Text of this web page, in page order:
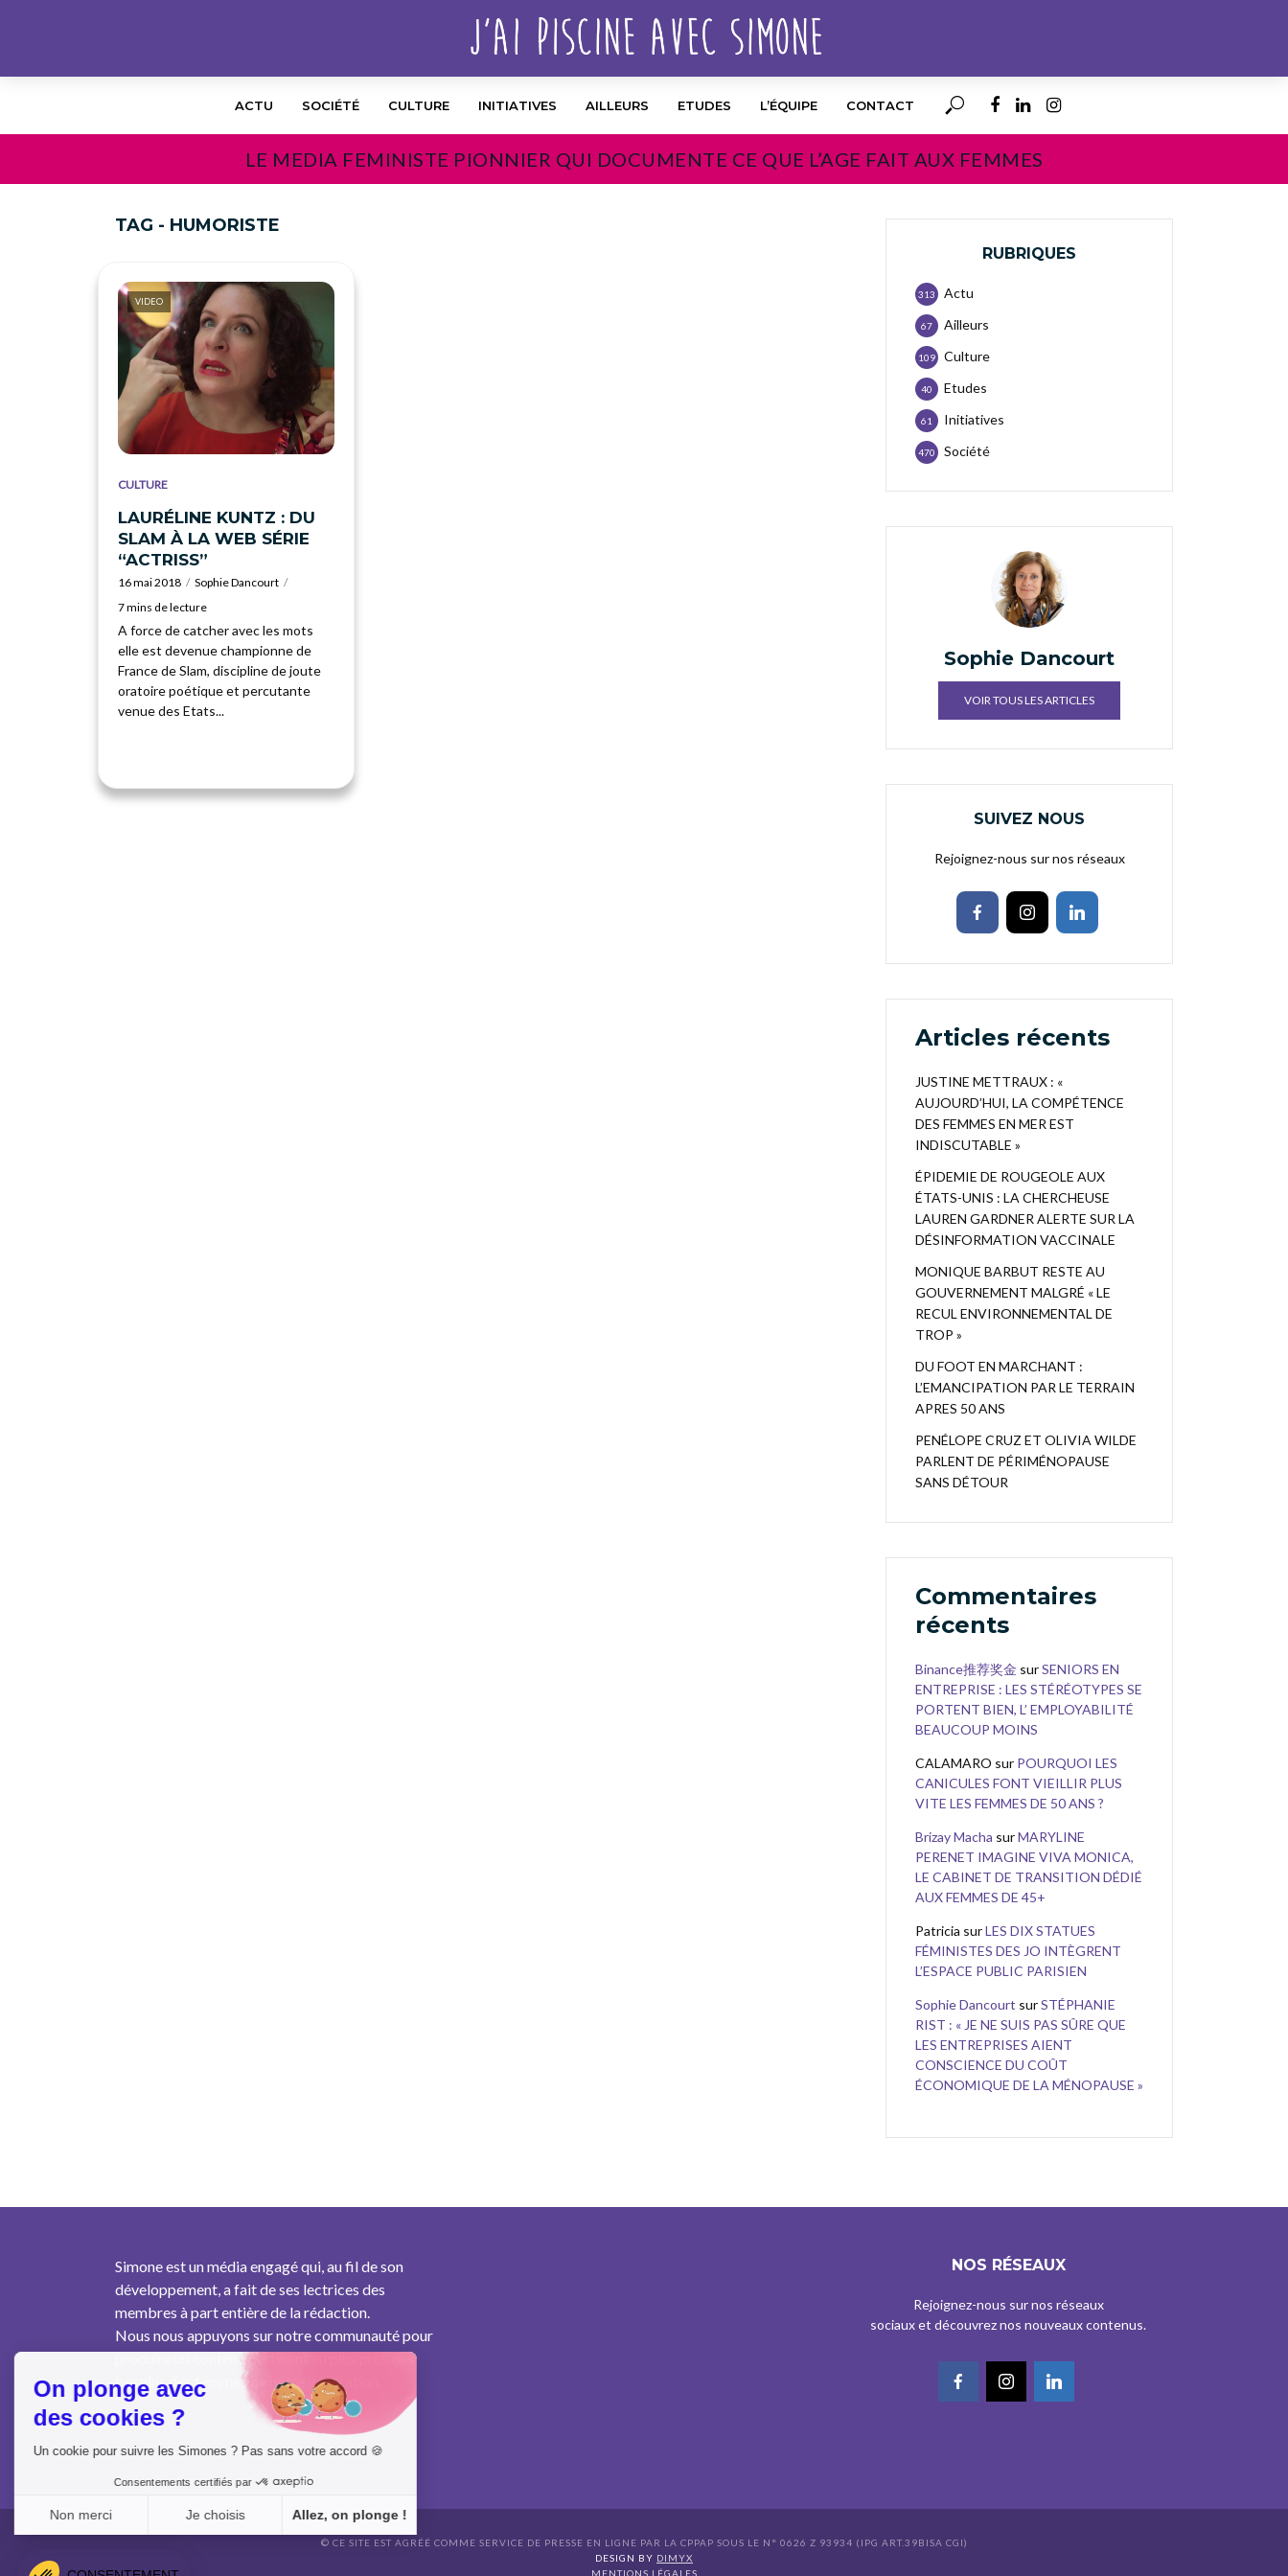
ACTU SOCIÉTÉ CULTURE INITIATIVES AILLEURS ETUDES L’ÉQUIPE CONTACT
LE MEDIA FEMINISTE PIONNIER QUI DOCUMENTE CE QUE L’AGE FAIT AUX FEMMES
TAG - HUMORISTE
VIDEO
CULTURE
LAURÉLINE KUNTZ : DU
SLAM À LA WEB SÉRIE
“ACTRISS”
16 mai 2018
Sophie Dancourt
7 mins de lecture
A force de catcher avec les mots
elle est devenue championne de
France de Slam, discipline de joute
oratoire poétique et percutante
venue des Etats...
RUBRIQUES
Actu
313
Ailleurs
67
Culture
109
Etudes
40
Initiatives
61
Société
470
Sophie Dancourt
VOIR TOUS LES ARTICLES
SUIVEZ NOUS
Rejoignez-nous sur nos réseaux
Articles récents
JUSTINE METTRAUX : «
AUJOURD’HUI, LA COMPÉTENCE
DES FEMMES EN MER EST
INDISCUTABLE »
ÉPIDEMIE DE ROUGEOLE AUX
ÉTATS-UNIS : LA CHERCHEUSE
LAUREN GARDNER ALERTE SUR LA
DÉSINFORMATION VACCINALE
MONIQUE BARBUT RESTE AU
GOUVERNEMENT MALGRÉ « LE
RECUL ENVIRONNEMENTAL DE
TROP »
DU FOOT EN MARCHANT :
L’EMANCIPATION PAR LE TERRAIN
APRES 50 ANS
PENÉLOPE CRUZ ET OLIVIA WILDE
PARLENT DE PÉRIMÉNOPAUSE
SANS DÉTOUR
Commentaires
récents
Binance推荐奖金 surSENIORS EN
ENTREPRISE : LES STÉRÉOTYPES SE
PORTENT BIEN, L’ EMPLOYABILITÉ
BEAUCOUP MOINS
CALAMARO sur POURQUOI LES
CANICULES FONT VIEILLIR PLUS
VITE LES FEMMES DE 50 ANS ?
Brizay Macha surMARYLINE
PERENET IMAGINE VIVA MONICA,
LE CABINET DE TRANSITION DÉDIÉ
AUX FEMMES DE 45+
Patricia surLES DIX STATUES
FÉMINISTES DES JO INTÈGRENT
L’ESPACE PUBLIC PARISIEN
Sophie Dancourt surSTÉPHANIE
RIST : « JE NE SUIS PAS SÛRE QUE
LES ENTREPRISES AIENT
CONSCIENCE DU COÛT
ÉCONOMIQUE DE LA MÉNOPAUSE »
Simone est un média engagé qui, au fil de son
développement, a fait de ses lectrices des
membres à part entière de la rédaction.
Nous nous appuyons sur notre communauté pour
produire un contenu pertinent au plus près des
besoins des femmes de notre génération.
NOS RÉSEAUX
Rejoignez-nous sur nos réseaux
sociaux et découvrez nos nouveaux contenus.
© CE SITE EST AGRÉÉ COMME SERVICE DE PRESSE EN LIGNE PAR LA CPPAP SOUS LE N° 0626 Z 93934 (IPG ART.39BISA CGI)
DESIGN BY DIMYX
MENTIONS LÉGALES
On plonge avec
des cookies ?
Un cookie pour suivre les Simones ? Pas sans votre accord 🍪
Consentements certifiés par
Non merci Je choisis Allez, on plonge !
Plateforme de Gestion du Consentement : Personnalisez vos Options